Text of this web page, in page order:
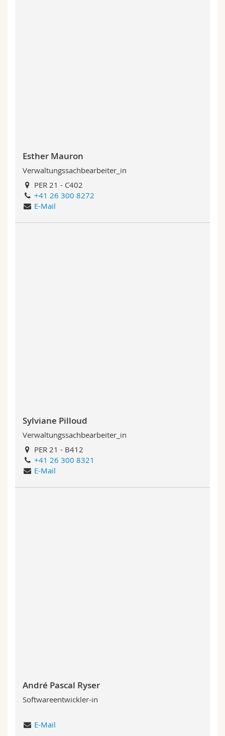
Esther Mauron
Verwaltungssachbearbeiter_in
PER 21 - C402
+41 26 300 8272
E-Mail
Sylviane Pilloud
Verwaltungssachbearbeiter_in
PER 21 - B412
+41 26 300 8321
E-Mail
André Pascal Ryser
Softwareentwickler-in
E-Mail